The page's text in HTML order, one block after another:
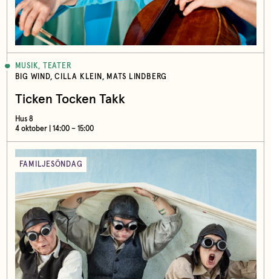
MUSIK, TEATER
BIG WIND, CILLA KLEIN, MATS LINDBERG
Ticken Tocken Takk
Hus 8
4 oktober | 14:00 – 15:00
FAMILJESÖNDAG